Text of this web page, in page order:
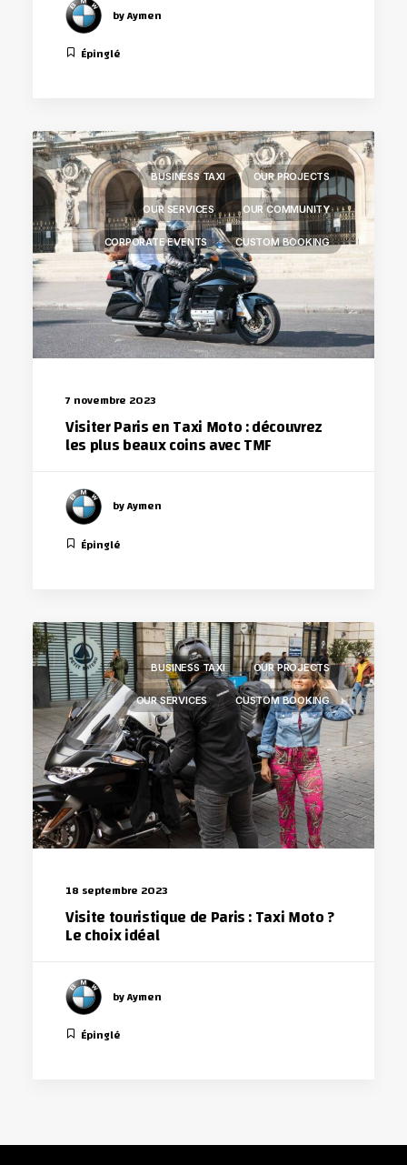
by Aymen
Épinglé
BUSINESS TAXI OUR PROJECTS
OUR SERVICES OUR COMMUNITY
CORPORATE EVENTS CUSTOM BOOKING
7 novembre 2023
Visiter Paris en Taxi Moto : découvrez
les plus beaux coins avec TMF
by Aymen
Épinglé
BUSINESS TAXI OUR PROJECTS
OUR SERVICES CUSTOM BOOKING
18 septembre 2023
Visite touristique de Paris : Taxi Moto ?
Le choix idéal
by Aymen
Épinglé